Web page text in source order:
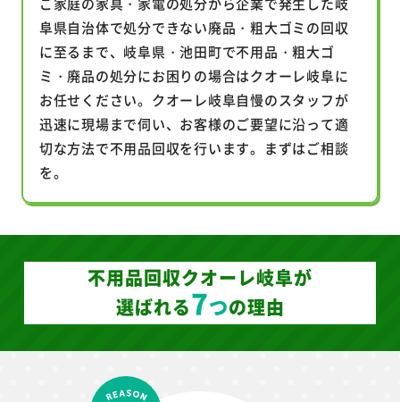
あらゆる不用品処分に関する
お悩みを解決！
ご家庭の家具・家電の処分から企業で発生した岐
阜県自治体で処分できない廃品・粗大ゴミの回収
に至るまで、岐阜県・池田町で不用品・粗大ゴ
ミ・廃品の処分にお困りの場合はクオーレ岐阜に
切な方法で不用品回収を行います。まずはご相談
を。